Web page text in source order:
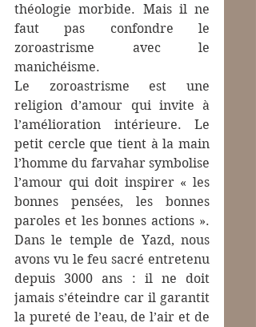
théologie morbide. Mais il ne
faut pas confondre le
zoroastrisme avec le
manichéisme.
Le zoroastrisme est une
religion d’amour qui invite à
l’amélioration intérieure. Le
petit cercle que tient à la main
l’homme du farvahar symbolise
l’amour qui doit inspirer « les
bonnes pensées, les bonnes
paroles et les bonnes actions ».
Dans le temple de Yazd, nous
avons vu le feu sacré entretenu
depuis 3000 ans : il ne doit
jamais s’éteindre car il garantit
la pureté de l’eau, de l’air et de